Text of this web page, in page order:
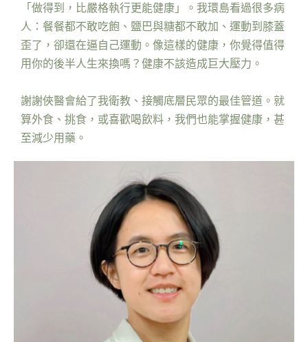
「做得到，比嚴格執行更能健康」。我環島看過很多病
人：餐餐都不敢吃飽、鹽巴與糖都不敢加、運動到膝蓋
歪了，卻還在逼自己運動。像這樣的健康，你覺得值得
用你的後半人生來換嗎？健康不該造成巨大壓力。
謝謝俠醫會給了我衛教、接觸底層民眾的最佳管道。就
算外食、挑食，或喜歡喝飲料，我們也能掌握健康，甚
至減少用藥。